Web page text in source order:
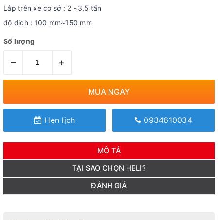
Lắp trên xe cơ sở : 2 ~3,5 tấn
độ dịch : 100 mm~150 mm
Số lượng
– +
MUA NGAY
Hẹn lịch 0934610034
MÔ TẢ
TẠI SAO CHỌN HELI?
ĐÁNH GIÁ